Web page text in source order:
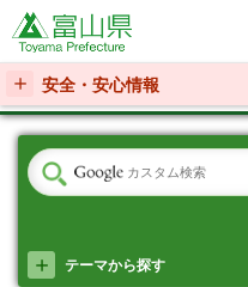
富山県
安全・安心情報
テーマから探す